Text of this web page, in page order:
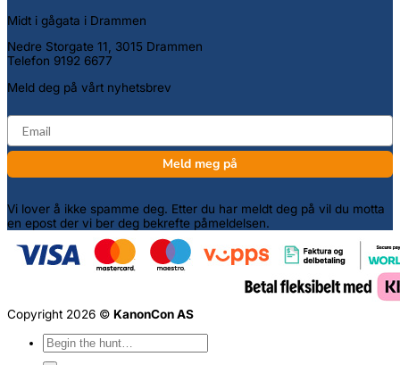
Midt i gågata i Drammen
Nedre Storgate 11, 3015 Drammen
Telefon 9192 6677
Meld deg på vårt nyhetsbrev
email
Meld meg på
Vi lover å ikke spamme deg. Etter du har meldt deg på vil du motta
en epost der vi ber deg bekrefte påmeldelsen.
Copyright 2026 © KanonCon AS
Søk
etter: